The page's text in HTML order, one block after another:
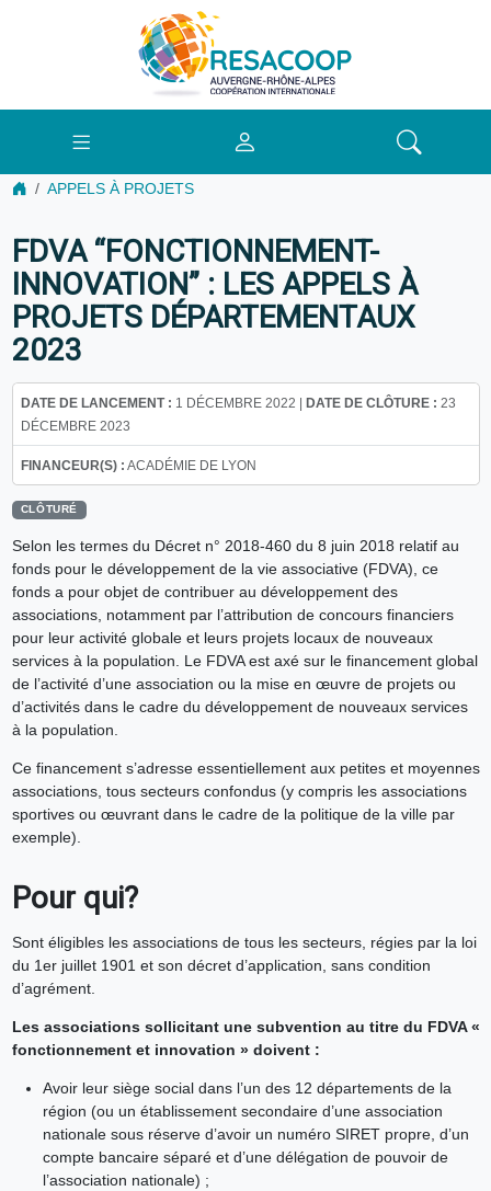
APPELS À PROJETS
FDVA “FONCTIONNEMENT-
INNOVATION” : LES APPELS À
PROJETS DÉPARTEMENTAUX
2023
DATE DE LANCEMENT : 1 DÉCEMBRE 2022 | DATE DE CLÔTURE : 23
DÉCEMBRE 2023
FINANCEUR(S) : ACADÉMIE DE LYON
CLÔTURÉ
Selon les termes du Décret n° 2018-460 du 8 juin 2018 relatif au
fonds pour le développement de la vie associative (FDVA), ce
fonds a pour objet de contribuer au développement des
associations, notamment par l’attribution de concours financiers
pour leur activité globale et leurs projets locaux de nouveaux
services à la population. Le FDVA est axé sur le financement global
de l’activité d’une association ou la mise en œuvre de projets ou
d’activités dans le cadre du développement de nouveaux services
à la population.
Ce financement s’adresse essentiellement aux petites et moyennes
associations, tous secteurs confondus (y compris les associations
sportives ou œuvrant dans le cadre de la politique de la ville par
exemple).
Pour qui?
Sont éligibles les associations de tous les secteurs, régies par la loi
du 1er juillet 1901 et son décret d’application, sans condition
d’agrément.
Les associations sollicitant une subvention au titre du FDVA «
fonctionnement et innovation » doivent :
Avoir leur siège social dans l’un des 12 départements de la
région (ou un établissement secondaire d’une association
nationale sous réserve d’avoir un numéro SIRET propre, d’un
compte bancaire séparé et d’une délégation de pouvoir de
l’association nationale) ;